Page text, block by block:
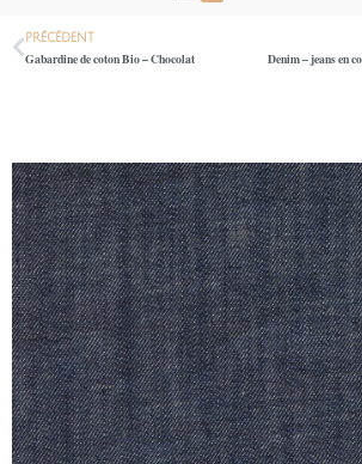
PRÉCÉDENT
Gabardine de coton Bio – Chocolat